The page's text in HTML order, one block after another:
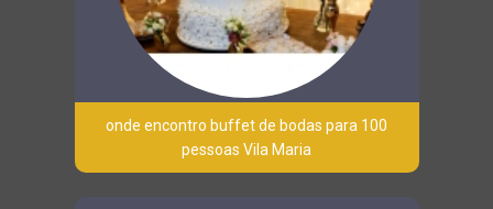
onde encontro buffet de bodas para 100
pessoas Vila Maria